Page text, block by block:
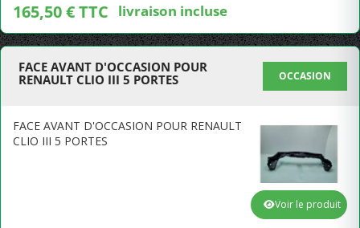
165,50 € TTC livraison incluse
FACE AVANT D'OCCASION POUR
RENAULT CLIO III 5 PORTES
OCCASION
FACE AVANT D'OCCASION POUR RENAULT
CLIO III 5 PORTES
Voir le produit